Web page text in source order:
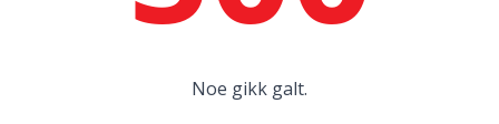
Noe gikk galt.